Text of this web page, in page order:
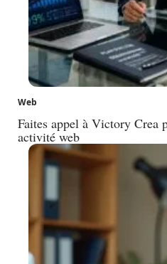
Web
Faites appel à Victory Crea
activité web